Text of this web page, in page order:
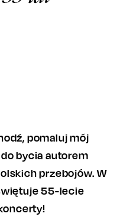
pomaluj mój
bycia autorem
przebojów. W
55-lecie